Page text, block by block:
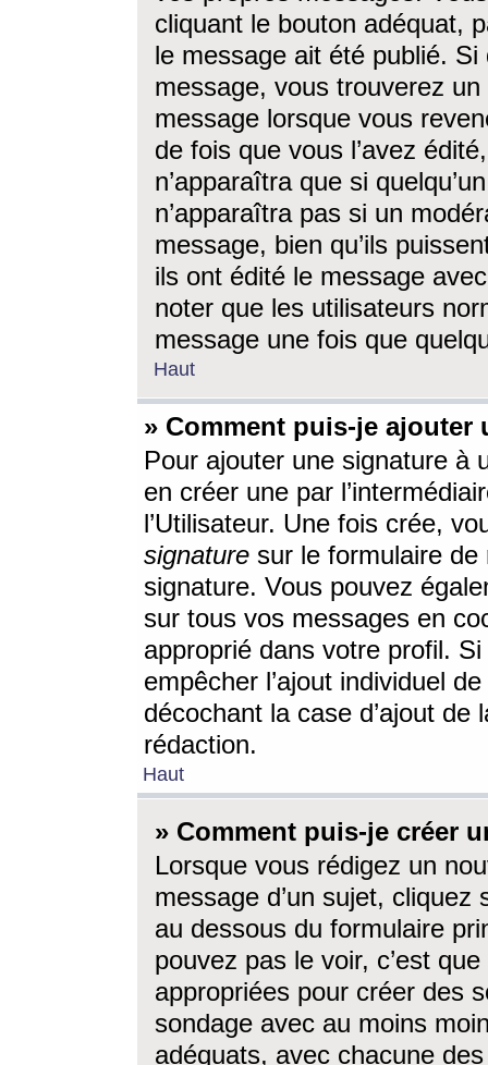
cliquant le bouton adéquat,
le message ait été publié. Si
message, vous trouverez
message lorsque vous
de fois que vous l’avez
n’apparaîtra que si
n’apparaîtra pas si un
message, bien qu’ils
ils ont édité le message
noter que les utilisateurs
message une fois que
Haut
» Comment puis-je ajouter
Pour ajouter une signature à
en créer une par
l’Utilisateur. Une fois crée,
signature sur le formulaire de
signature. Vous pouvez
sur tous vos messages en
approprié dans votre profil.
empêcher l’ajout individuel
décochant la case d’ajout
rédaction.
Haut
» Comment puis-je créer
Lorsque vous rédigez un
message d’un sujet, cliquez
au dessous du formulaire
pouvez pas le voir, c’est
appropriées pour créer des
sondage avec au moins
adéquats, avec chacune